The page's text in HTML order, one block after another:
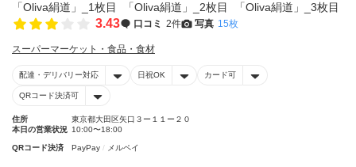
3.43 口コミ 2件 写真 15枚
スーパーマーケット・食品・食材
配達・デリバリー対応 日祝OK カード可
QRコード決済可
住所
東京都大田区矢口３ー１１ー２０
本日の営業状況 10:00〜18:00
QRコード決済 PayPay メルペイ